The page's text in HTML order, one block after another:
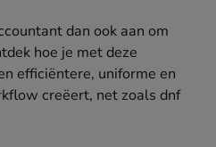
dan ook aan om
hoe je met deze
efficiëntere, uniforme en
creëert, net zoals dnf